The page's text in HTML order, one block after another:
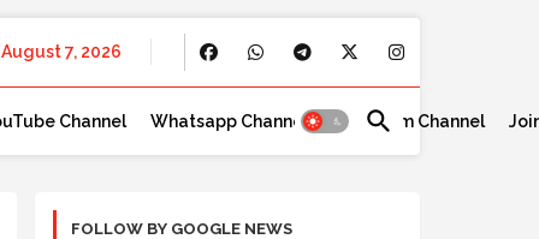
August 7, 2026
Channel Whatsapp Channel Telegram Channel
FOLLOW BY GOOGLE NEWS